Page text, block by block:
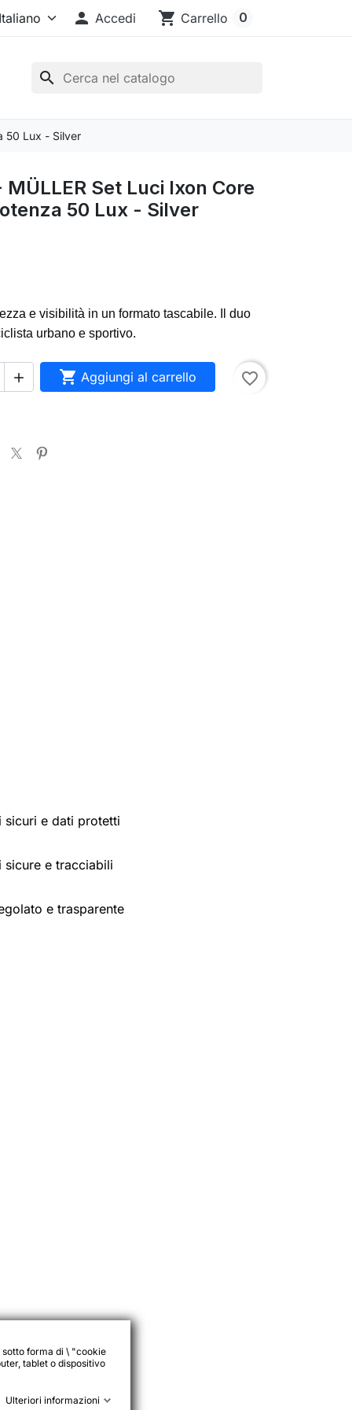
 Accedi shopping_cart Carrello 0
search
50 Lux - Silver
MÜLLER Set Luci Ixon Core
50 Lux - Silver
e visibilità in un formato tascabile. Il duo
urbano e sportivo.
  Aggiungi al carrello favorite_border
sicuri e dati protetti
sicure e tracciabili
e trasparente
sotto forma di \ "cookie
tablet o dispositivo
Ulteriori informazioni